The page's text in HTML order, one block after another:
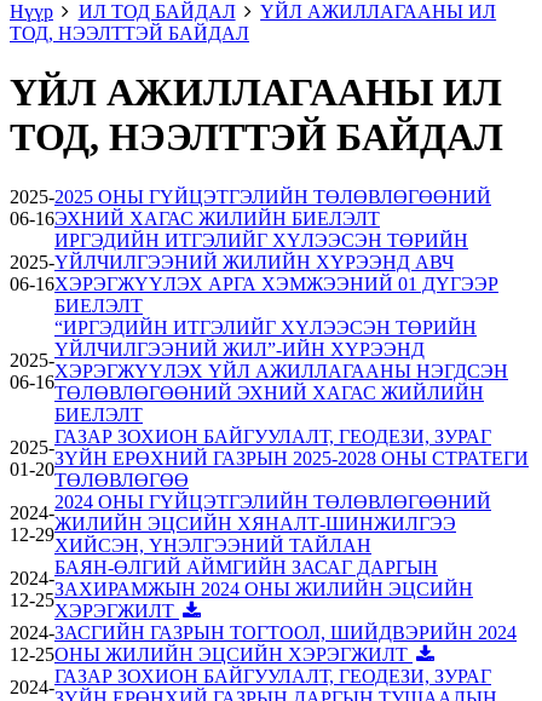
Нүүр
ИЛ ТОД БАЙДАЛ
ҮЙЛ АЖИЛЛАГААНЫ ИЛ
ТОД, НЭЭЛТТЭЙ БАЙДАЛ
ҮЙЛ АЖИЛЛАГААНЫ ИЛ
ТОД, НЭЭЛТТЭЙ БАЙДАЛ
2025-
06-16
2025 ОНЫ ГҮЙЦЭТГЭЛИЙН ТӨЛӨВЛӨГӨӨНИЙ
ЭХНИЙ ХАГАС ЖИЛИЙН БИЕЛЭЛТ
2025-
06-16
ИРГЭДИЙН ИТГЭЛИЙГ ХҮЛЭЭСЭН ТӨРИЙН
ҮЙЛЧИЛГЭЭНИЙ ЖИЛИЙН ХҮРЭЭНД АВЧ
ХЭРЭГЖҮҮЛЭХ АРГА ХЭМЖЭЭНИЙ 01 ДҮГЭЭР
БИЕЛЭЛТ
2025-
06-16
“ИРГЭДИЙН ИТГЭЛИЙГ ХҮЛЭЭСЭН ТӨРИЙН
ҮЙЛЧИЛГЭЭНИЙ ЖИЛ”-ИЙН ХҮРЭЭНД
ХЭРЭГЖҮҮЛЭХ ҮЙЛ АЖИЛЛАГААНЫ НЭГДСЭН
ТӨЛӨВЛӨГӨӨНИЙ ЭХНИЙ ХАГАС ЖИЙЛИЙН
БИЕЛЭЛТ
2025-
01-20
ГАЗАР ЗОХИОН БАЙГУУЛАЛТ, ГЕОДЕЗИ, ЗУРАГ
ЗҮЙН ЕРӨХНИЙ ГАЗРЫН 2025-2028 ОНЫ СТРАТЕГИ
ТӨЛӨВЛӨГӨӨ
2024-
12-29
2024 ОНЫ ГҮЙЦЭТГЭЛИЙН ТӨЛӨВЛӨГӨӨНИЙ
ЖИЛИЙН ЭЦСИЙН ХЯНАЛТ-ШИНЖИЛГЭЭ
ХИЙСЭН, ҮНЭЛГЭЭНИЙ ТАЙЛАН
2024-
12-25
БАЯН-ӨЛГИЙ АЙМГИЙН ЗАСАГ ДАРГЫН
ЗАХИРАМЖЫН 2024 ОНЫ ЖИЛИЙН ЭЦСИЙН
ХЭРЭГЖИЛТ
2024-
12-25
ЗАСГИЙН ГАЗРЫН ТОГТООЛ, ШИЙДВЭРИЙН 2024
ОНЫ ЖИЛИЙН ЭЦСИЙН ХЭРЭГЖИЛТ
2024-
ГАЗАР ЗОХИОН БАЙГУУЛАЛТ, ГЕОДЕЗИ, ЗУРАГ